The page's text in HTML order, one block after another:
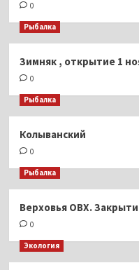
0
Рыбалка
Зимняк , открытие 1
0
Рыбалка
Колыванский
0
Рыбалка
Верховья ОВХ.
0
Экология